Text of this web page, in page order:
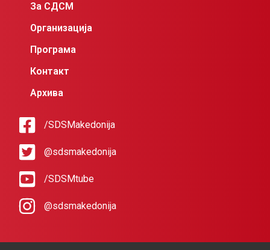
За СДСМ
Организација
Програма
Контакт
Архива
/SDSMakedonija
@sdsmakedonija
/SDSMtube
@sdsmakedonija